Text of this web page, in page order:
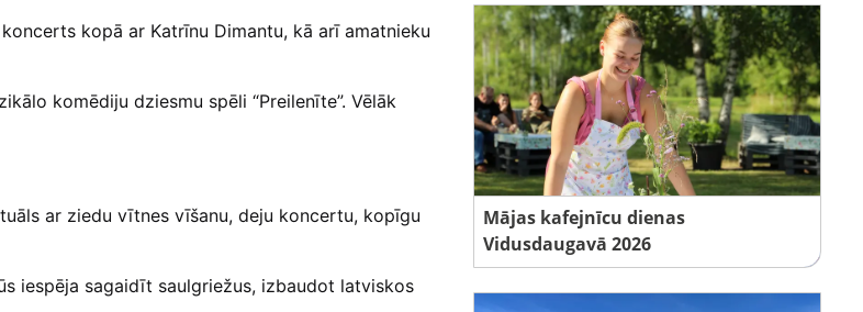
kopā ar Katrīnu Dimantu, kā arī amatnieku
komēdiju dziesmu spēli “Preilenīte”. Vēlāk
ar ziedu vītnes vīšanu, deju koncertu, kopīgu
iespēja sagaidīt saulgriežus, izbaudot latviskos
Mājas kafejnīcu dienas
Vidusdaugavā 2026